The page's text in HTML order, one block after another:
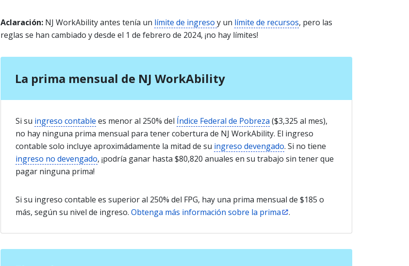
Aclaración: NJ WorkAbility antes tenía un límite de ingreso y un límite de recursos, pero las
reglas se han cambiado y desde el 1 de febrero de 2024, ¡no hay límites!
La prima mensual de NJ WorkAbility
Si su ingreso contable es menor al 250% del Índice Federal de Pobreza ($3,325 al mes),
no hay ninguna prima mensual para tener cobertura de NJ WorkAbility. El ingreso
contable solo incluye aproximádamente la mitad de su ingreso devengado. Si no tiene
ingreso no devengado, ¡podría ganar hasta $80,820 anuales en su trabajo sin tener que
pagar ninguna prima!
Si su ingreso contable es superior al 250% del FPG, hay una prima mensual de $185 o
más, según su nivel de ingreso. Obtenga más información sobre la prima .